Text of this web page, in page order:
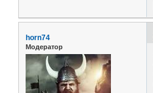
horn74
Модератор